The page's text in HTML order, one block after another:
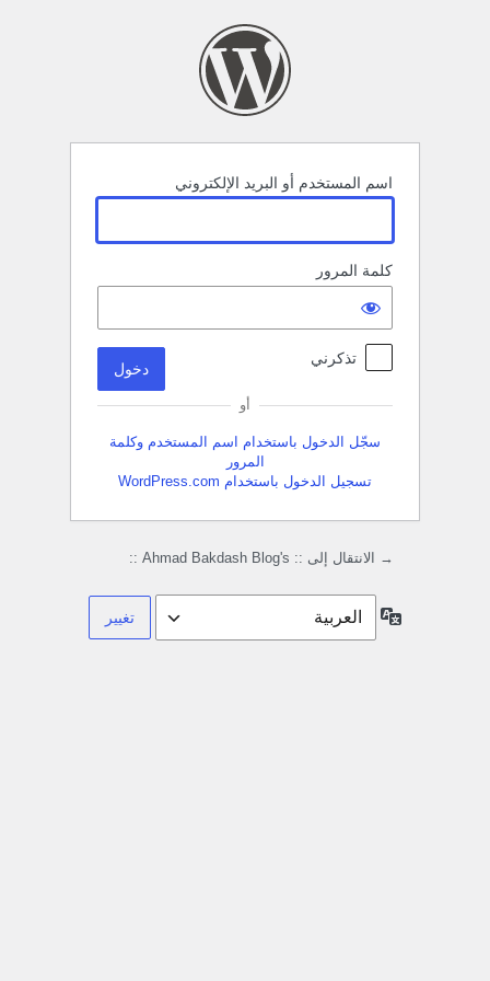
اسم المستخدم أو البريد الإلكتروني
كلمة المرور
تذكرني
أو
سجّل الدخول باستخدام اسم المستخدم وكلمة
المرور
تسجيل الدخول باستخدام WordPress.com
→ الانتقال إلى :: Ahmad Bakdash Blog's ::
اللغة